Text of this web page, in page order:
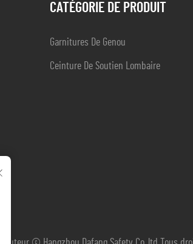
CATÉGORIE DE PRODUIT
Garnitures De Genou
Ceinture De Soutien Lombaire